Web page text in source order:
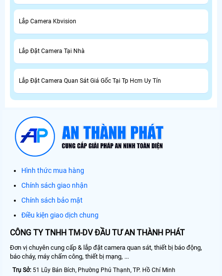
Lắp Camera Kbvision
Lắp Đặt Camera Tại Nhà
Lắp Đặt Camera Quan Sát Giá Gốc Tại Tp Hcm Uy Tín
Hình thức mua hàng
Chính sách giao nhận
Chính sách bảo mật
Điều kiện giao dịch chung
CÔNG TY TNHH TM-DV ĐẦU TƯ AN THÀNH PHÁT
Đơn vị chuyên cung cấp & lắp đặt camera quan sát, thiết bị báo động,
báo cháy, máy chấm công, thiết bị mạng, ...
Trụ Sở: 51 Lũy Bán Bích, Phường Phú Thạnh, TP. Hồ Chí Minh